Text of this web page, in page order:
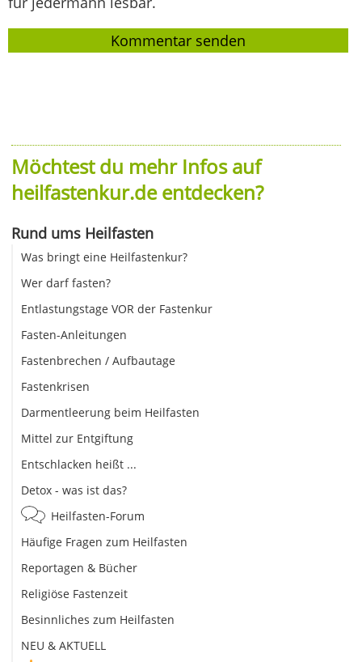
Möchtest du mehr Infos auf
heilfastenkur.de entdecken?
Rund ums Heilfasten
Was bringt eine Heilfastenkur?
Wer darf fasten?
Entlastungstage VOR der Fastenkur
Fasten-Anleitungen
Fastenbrechen / Aufbautage
Fastenkrisen
Darmentleerung beim Heilfasten
Mittel zur Entgiftung
Entschlacken heißt ...
Detox - was ist das?
Heilfasten-Forum
Häufige Fragen zum Heilfasten
Reportagen & Bücher
Religiöse Fastenzeit
Besinnliches zum Heilfasten
NEU & AKTUELL